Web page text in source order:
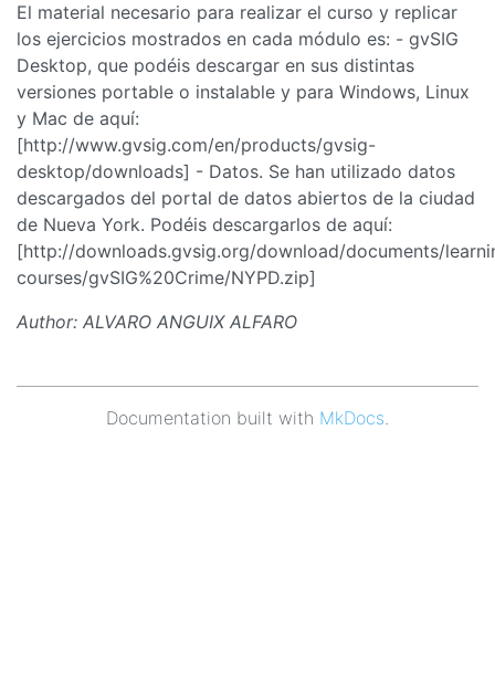
El material necesario para realizar el curso y replicar
los ejercicios mostrados en cada módulo es: - gvSIG
Desktop, que podéis descargar en sus distintas
versiones portable o instalable y para Windows, Linux
y Mac de aquí:
[http://www.gvsig.com/en/products/gvsig-
desktop/downloads] - Datos. Se han utilizado datos
descargados del portal de datos abiertos de la ciudad
de Nueva York. Podéis descargarlos de aquí:
[http://downloads.gvsig.org/download/documents/
courses/gvSIG%20Crime/NYPD.zip]
Author: ALVARO ANGUIX ALFARO
Documentation built with MkDocs.